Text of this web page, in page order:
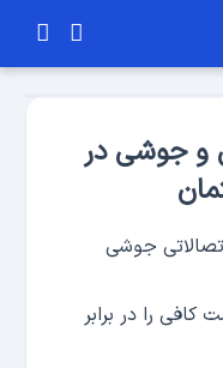
و جوشی در
جوشی
کافی را در برابر